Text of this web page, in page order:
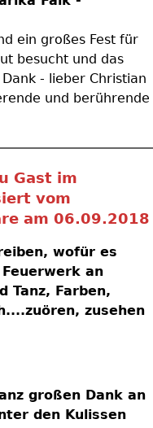
ein großes Fest für
besucht und das
- lieber Christian
und berührende
Gast im
vom
am 06.09.2018
wofür es
an
Tanz, Farben,
zusehen
großen Dank an
den Kulissen